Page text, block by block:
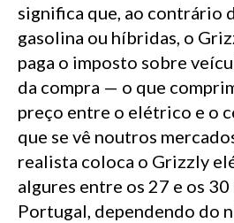
significa que, ao contrário
gasolina ou híbridas, o
paga o imposto sobre
da compra — o que
preço entre o elétrico e o
que se vê noutros
realista coloca o Grizzly
algures entre os 27 e os
Portugal, dependendo do